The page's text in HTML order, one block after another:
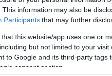
This information may also be
Participants that may further
that this website/app uses one or
but not limited to your
to Google and its third-party
consent section.
ενδεχόμενη τέλεση
αδικήματος της
καθήκοντος
το χρονικό
2023 και 6-3-2023
των καθηκόντων